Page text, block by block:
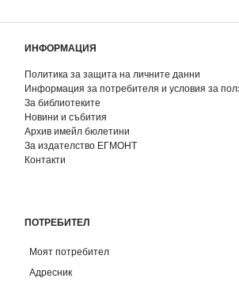
ИНФОРМАЦИЯ
Политика за защита на личните данни
Информация за потребителя и условия за
За библиотеките
Новини и събития
Архив имейл бюлетини
За издателство ЕГМОНТ
Контакти
ПОТРЕБИТЕЛ
Моят потребител
Адресник